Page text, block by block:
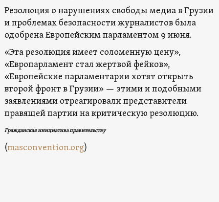
Резолюция о нарушениях свободы медиа в Грузии
и проблемах безопасности журналистов была
одобрена Европейским парламентом 9 июня.
«Эта резолюция имеет соломенную цену»,
«Европарламент стал жертвой фейков»,
«Европейские парламентарии хотят открыть
второй фронт в Грузии» — этими и подобными
заявлениями отреагировали представители
правящей партии на критическую резолюцию.
Гражданская инициатива правительству
(masconvention.org)